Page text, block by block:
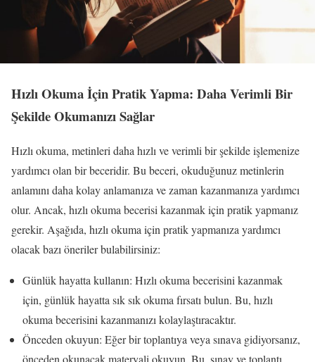
Hızlı Okuma İçin Pratik Yapma: Daha Verimli Bir
Şekilde Okumanızı Sağlar
Hızlı okuma, metinleri daha hızlı ve verimli bir şekilde işlemenize
yardımcı olan bir beceridir. Bu beceri, okuduğunuz metinlerin
anlamını daha kolay anlamanıza ve zaman kazanmanıza yardımcı
olur. Ancak, hızlı okuma becerisi kazanmak için pratik yapmanız
gerekir. Aşağıda, hızlı okuma için pratik yapmanıza yardımcı
olacak bazı öneriler bulabilirsiniz:
Günlük hayatta kullanın: Hızlı okuma becerisini kazanmak
için, günlük hayatta sık sık okuma fırsatı bulun. Bu, hızlı
okuma becerisini kazanmanızı kolaylaştıracaktır.
Önceden okuyun: Eğer bir toplantıya veya sınava gidiyorsanız,
önceden okunacak materyali okuyun. Bu, sınav ve toplantı